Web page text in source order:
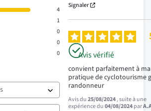
4
1
0
0
0
Signaler
Avis vérifié
convient parfaitement à ma
pratique de cyclotourisme
randonneur
Avis du25/08/2024, suite à une
expérience du04/08/2024par